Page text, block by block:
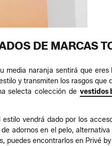
DE MARCAS
naranja sentirá que eres
y transmiten los rasgos que
selecta colección de vestidos
vendrá dado por los
adornos en el pelo,
puedes encontrarlos en Privé